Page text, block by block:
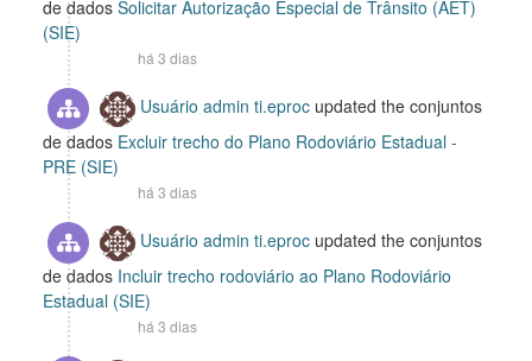
de dados Solicitar Autorização Especial de Trânsito (AET)
(SIE)
há 3 dias
Usuário admin ti.eproc updated the conjuntos
de dados Excluir trecho do Plano Rodoviário Estadual -
PRE (SIE)
há 3 dias
Usuário admin ti.eproc updated the conjuntos
de dados Incluir trecho rodoviário ao Plano Rodoviário
Estadual (SIE)
há 3 dias